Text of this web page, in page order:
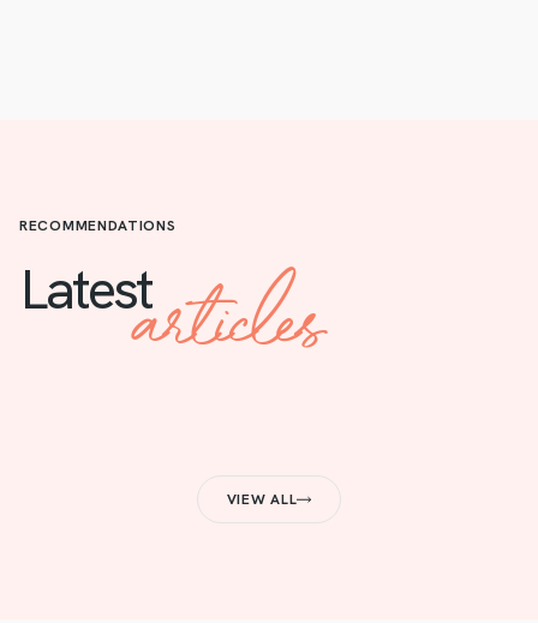
RECOMMENDATIONS
Latestarticles
VIEW ALL